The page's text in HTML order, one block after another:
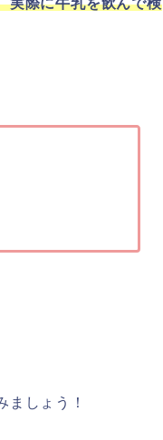
実際に牛乳を飲んで検
しょう！